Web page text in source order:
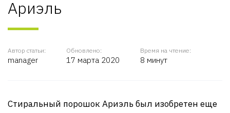
Ариэль
Автор статьи:
manager
Обновлено:
17 марта 2020
Время на чтение:
8 минут
Стиральный порошок Ариэль был изобретен еще